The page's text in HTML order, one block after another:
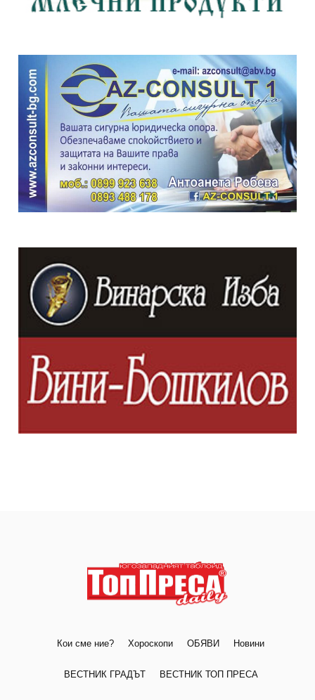
Кои сме ние? Хороскопи ОБЯВИ Новини
ВЕСТНИК ГРАДЪТ ВЕСТНИК ТОП ПРЕСА